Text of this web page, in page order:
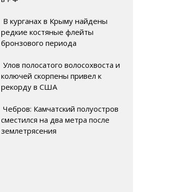
В курганах в Крыму найдены
редкие костяные флейты
бронзового периода
Улов полосатого волосохвоста и
колючей скорпены привел к
рекорду в США
Чебров: Камчатский полуостров
сместился на два метра после
землетрясения